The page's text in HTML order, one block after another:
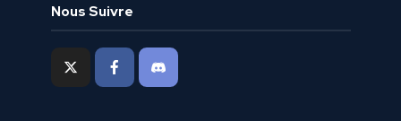
Nous Suivre